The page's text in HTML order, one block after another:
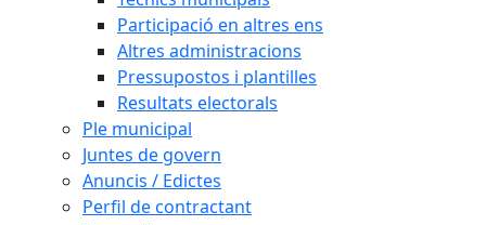
Participació en altres ens
Altres administracions
Pressupostos i plantilles
Resultats electorals
Ple municipal
Juntes de govern
Anuncis / Edictes
Perfil de contractant